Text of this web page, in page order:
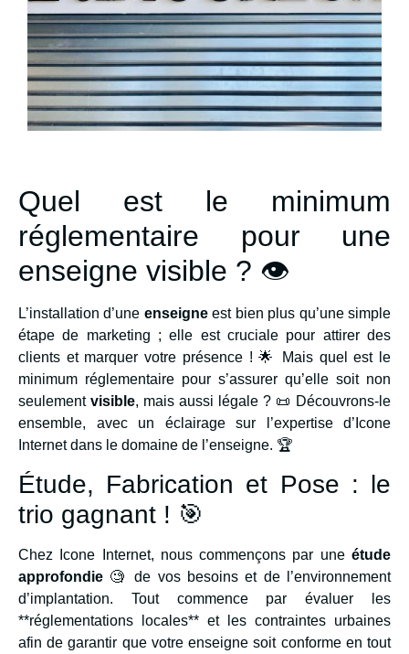
Quel est le minimum
réglementaire pour une
enseigne visible ? 👁️
L’installation d’une enseigneest bien plus qu’une simple
étape de marketing ; elle est cruciale pour attirer des
clients et marquer votre présence ! 🌟 Mais quel est le
minimum réglementaire pour s’assurer qu’elle soit non
seulement visible, mais aussi légale ? 📜 Découvrons-le
ensemble, avec un éclairage sur l’expertise d’Icone
Internet dans le domaine de l’enseigne. 🏆
Étude, Fabrication et Pose : le
trio gagnant ! 🎯
Chez Icone Internet, nous commençons par une étude
approfondie 🧐 de vos besoins et de l’environnement
d’implantation. Tout commence par évaluer les
**réglementations locales** et les contraintes urbaines
afin de garantir que votre enseigne soit conforme en tout